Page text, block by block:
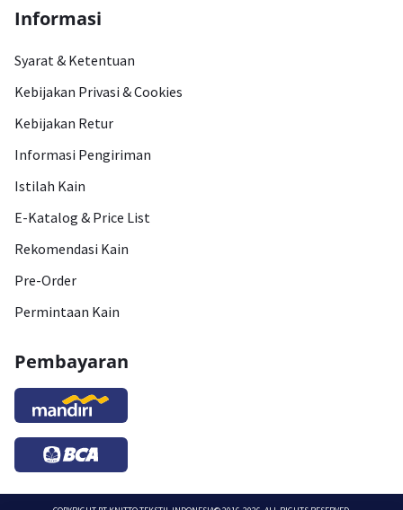
Informasi
Syarat & Ketentuan
Kebijakan Privasi & Cookies
Kebijakan Retur
Informasi Pengiriman
Istilah Kain
E-Katalog & Price List
Rekomendasi Kain
Pre-Order
Permintaan Kain
Pembayaran